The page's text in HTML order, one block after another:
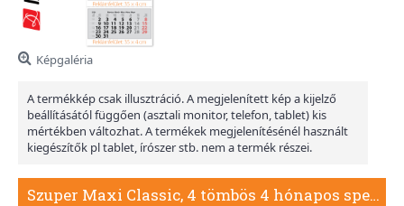
Képgaléria
A termékkép csak illusztráció. A megjelenített kép a kijelző
beállításától függően (asztali monitor, telefon, tablet) kis
mértékben változhat. A termékek megjelenítésénél használt
kiegészítők pl tablet, írószer stb. nem a termék részei.
Szuper Maxi Classic, 4 tömbös 4 hónapos speditőr naptár - Hangulat fejrésszel